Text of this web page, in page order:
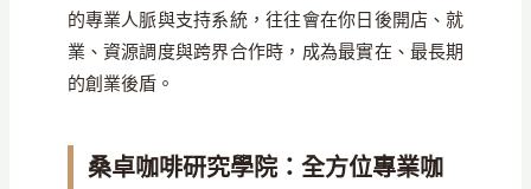
的專業人脈與支持系統，往往會在你日後開店、就
業、資源調度與跨界合作時，成為最實在、最長期
的創業後盾。
桑卓咖啡研究學院：全方位專業咖